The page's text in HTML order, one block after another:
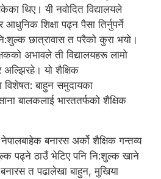
थिए। यी नवोदित विद्यालयले
शिक्षा पढ्न पैसा तिर्नुपर्ने
छात्रावास त परैको कुरा भयो।
अभावले ती विद्यालयहरू लामो
यो शैक्षिक
बाहुन समुदायका
बालकलाई भारततर्फको शैक्षिक
बनारस अर्को शैक्षिक गन्तव्य
पढ्ने ठाउँ भेटिए पनि नि:शुल्क खाने
त पढालेखा बाहुन, मुखिया